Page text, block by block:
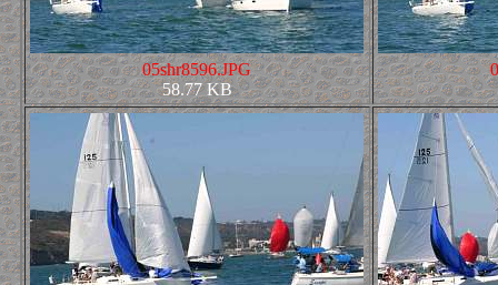
05shr8596.JPG
58.77 KB